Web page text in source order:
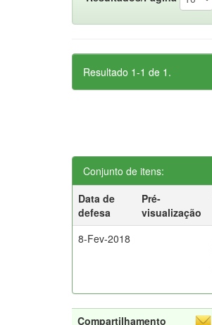
Resultado 1-1 de 1.
Conjunto de itens:
Data de
defesa
Pré-
visualização
8-Fev-2018
Compartilhamento